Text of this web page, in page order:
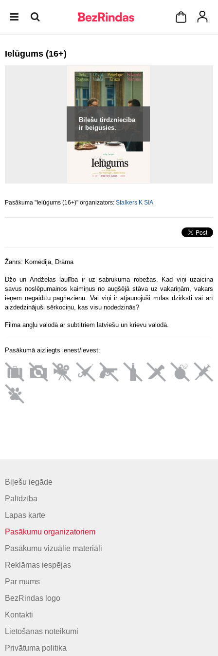
Ielūgums (16+)
Biļešu tirdzniecība
ir beigusies.
Pasākuma "Ielūgums (16+)" organizators: Stalkers K SIA
Žanrs: Komēdija, Drāma
Džo un Andželas laulība ir uz sabrukuma robežas. Kad viņi uzaicina
savus noslēpumainos kaimiņus no augšējā stāva uz vakariņām, vakars
ieņem negaidītu pagriezienu. Vai viņi ir atjaunojuši mīlas dzirksti vai arī
aizdedzinājuši sērkociņu, kas visu nodedzinās?
Filma angļu valodā ar subtitriem latviešu un krievu valodā.
Pasākumā aizliegts ienest/ievest:
Biļešu iegāde
Palīdzība
Lapas karte
Pasākumu organizatoriem
Pasākumu vizuālie materiāli
Reklāmas iespējas
Par mums
BezRindas logo
Kontakti
Lietošanas noteikumi
Privātuma politika